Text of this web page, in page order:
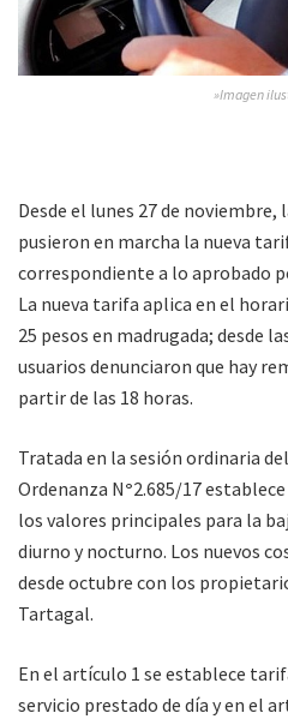
»Imagen
Desde el lunes 27 de noviembre,
pusieron en marcha la nueva
correspondiente a lo aprobado
La nueva tarifa aplica en el
25 pesos en madrugada; desde
usuarios denunciaron que hay
partir de las 18 horas.
Tratada en la sesión ordinaria
Ordenanza N°2.685/17
los valores principales para la
diurno y nocturno. Los nuevos
desde octubre con los
Tartagal.
En el artículo 1 se establece
servicio prestado de día y en el